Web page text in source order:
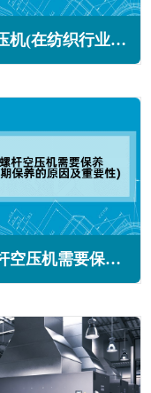
空压机(在纺织行业的应用)
螺杆空压机需要保养(定期保养的原因及重要性)